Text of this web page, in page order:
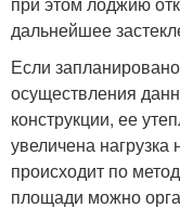
дальнейшее
Если
осуществления
конструкции, ее
увеличена
происходит по
площади можно